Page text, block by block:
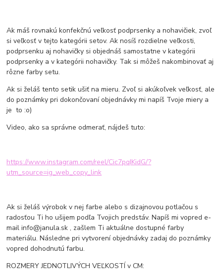
Ak máš rovnakú konfekčnú veľkosť podprsenky a nohavičiek, zvoľ
si veľkosť v tejto kategórii setov. Ak nosíš rozdielne veľkosti,
podprsenku aj nohavičky si objednáš samostatne v kategórii
podprsenky a v kategórii nohavičky. Tak si môžeš nakombinovať aj
rôzne farby setu.
Ak si želáš tento setik ušiť na mieru. Zvoľ si akúkoľvek veľkosť, ale
do poznámky pri dokončovaní objednávky mi napíš Tvoje miery a
je to :o)
Video, ako sa správne odmerať, nájdeš tuto:
https://www.instagram.com/reel/Cic7pqIKidG/?
utm_source=ig_web_copy_link
Ak si želáš výrobok v nej farbe alebo s dizajnovou potlačou s
radosťou Ti ho ušijem podľa Tvojich predstáv. Napíš mi vopred e-
mail info@janula.sk , zašlem Ti aktuálne dostupné farby
materiálu. Následne pri vytvorení objednávky zadaj do poznámky
vopred dohodnutú farbu.
ROZMERY JEDNOTLIVÝCH VEĽKOSTÍ v CM: